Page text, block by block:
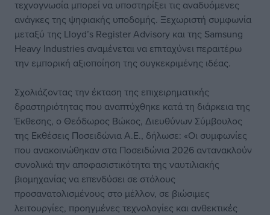
τεχνογνωσία μπορεί να υποστηρίξει τις αναδυόμενες
ανάγκες της ψηφιακής υποδομής. Ξεχωριστή συμφωνία
μεταξύ της Lloyd’s Register Advisory και της Samsung
Heavy Industries αναμένεται να επιταχύνει περαιτέρω
την εμπορική αξιοποίηση της συγκεκριμένης ιδέας.
Σχολιάζοντας την έκταση της επιχειρηματικής
δραστηριότητας που αναπτύχθηκε κατά τη διάρκεια της
Έκθεσης, ο Θεόδωρος Βώκος, Διευθύνων Σύμβουλος
της Εκθέσεις Ποσειδώνια Α.Ε., δήλωσε: «Οι συμφωνίες
που ανακοινώθηκαν στα Ποσειδώνια 2026 αντανακλούν
συνολικά την αποφασιστικότητα της ναυτιλιακής
βιομηχανίας να επενδύσει σε στόλους
προσανατολισμένους στο μέλλον, σε βιώσιμες
λειτουργίες, προηγμένες τεχνολογίες και ανθεκτικές